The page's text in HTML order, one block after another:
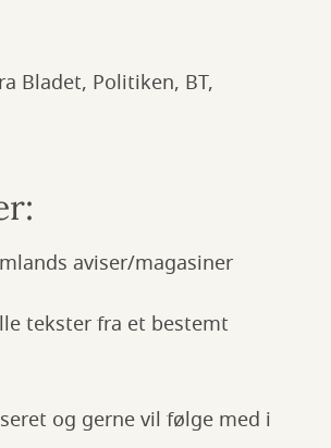
Bladet, Politiken, BT,
aviser/magasiner
tekster fra et bestemt
og gerne vil følge med i